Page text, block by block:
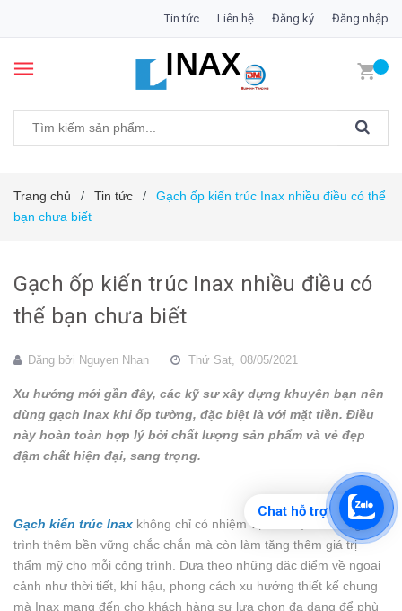
Tin tức Liên hệ Đăng ký Đăng nhập
Trang chủ / Tin tức /
Gạch ốp kiến trúc Inax nhiều điều có thể
bạn chưa biết
Gạch ốp kiến trúc Inax nhiều điều có
thể bạn chưa biết
Đăng bởi Nguyen Nhan Thứ Sat, 08/05/2021
Xu hướng mới gần đây, các kỹ sư xây dựng khuyên bạn nên
dùng gạch Inax khi ốp tường, đặc biệt là với mặt tiền. Điều
này hoàn toàn hợp lý bởi chất lượng sản phẩm và vẻ đẹp
đậm chất hiện đại, sang trọng.
Gạch kiến trúc Inax không chỉ có nhiệm vụ bảo vệ cho công
trình thêm bền vững chắc chắn mà còn làm tăng thêm giá trị
thẩm mỹ cho mỗi công trình. Dựa theo những đặc điểm về ngoại
cảnh như thời tiết, khí hậu, phong cách xu hướng thiết kế chung
mà Inax mang đến cho khách hàng sự lựa chọn đa dạng để phù
Chat hỗ trợ